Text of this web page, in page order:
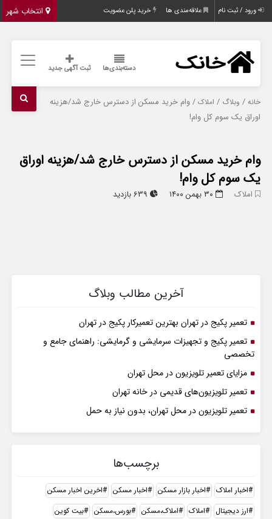
انتخاب شهر ورود / ثبت نام علاقه‌مندی ها خرید پلن عضویت
دسته‌بندی‌ها ثبت آگهی جدید
خانه / وبلاگ / املاک / وام خرید مسکن از دسترس خارج شد/هزینه
اوراق یک سوم کل وام!
وام خرید مسکن از دسترس خارج شد/هزینه اوراق
یک سوم کل وام!
املاک
آخرین مطالب وبلاگ
تعمیر پکیج در تهران بهترین تعمیرکار پکیج در تهران
تعمیر پکیج و تجهیزات سرمایشی و گرمایشی: راهنمای جامع و
تخصصی
مزایای تعمیر تلویزیون در محل تهران
تعمیر تلویزیون‌های قدیمی در خانه تهران
تعمیر تلویزیون در محل تهران، بدون نیاز به حمل
برچسب‌ها
اخبار املاک اخبار بازار مسکن اخبار مسکن
اخرین اخبار مسکن
ارز دیجیتال
املاک املاک،مسکن بورس،مسکن
بیت کوین